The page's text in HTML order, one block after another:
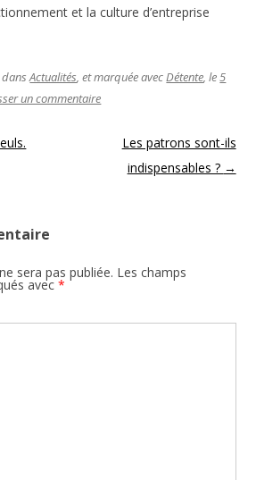
et la culture d’entreprise
dansActualités, et marquée avecDétente, le5
un commentaire
Les patrons sont-ils
indispensables ? →
sera pas publiée. Les champs
avec*